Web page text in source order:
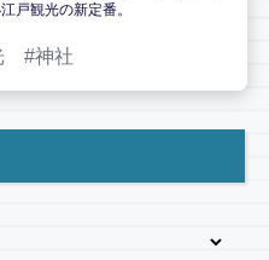
戸観光の新定番。
神社